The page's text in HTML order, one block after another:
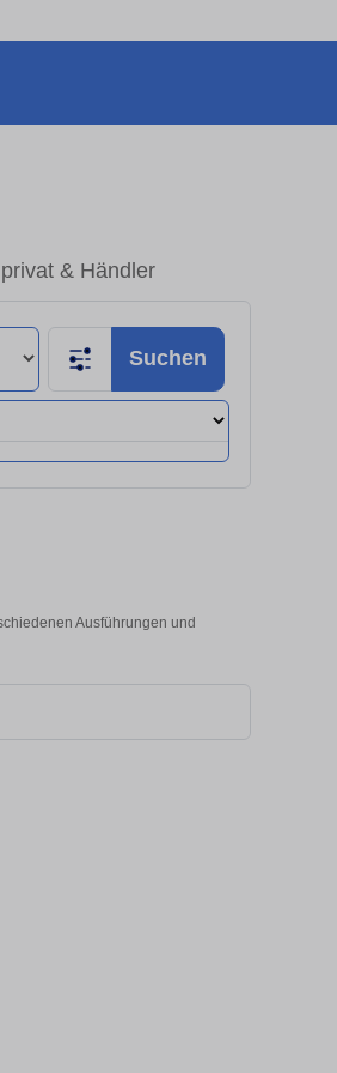
& Händler
Suchen
Ausführungen und